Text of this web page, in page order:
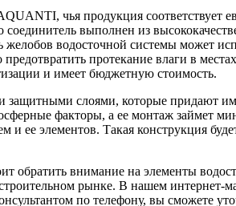
чья продукция
выполнен из
водосточной системы может
протекание влаги в
и имеет бюджетную стоимость.
защитными слоями, которые придают
факторы, а ее монтаж
и ее элементов. Такая конструкция
обратить внимание на элементы
рынке. В нашем
по телефону, вы сможете